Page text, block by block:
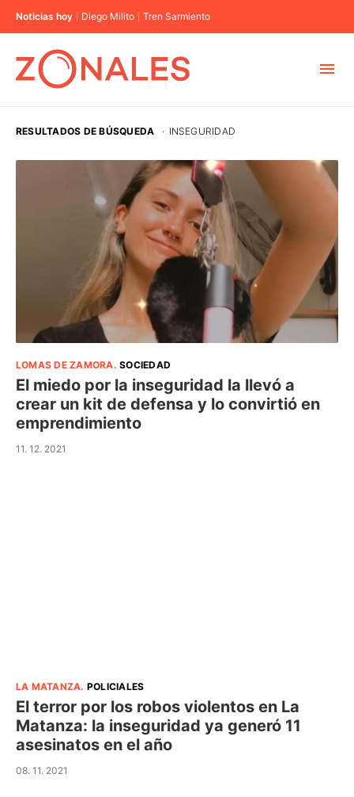
Noticias hoy Diego Milito Tren Sarmiento
CABA
ELECCIONES 2023
RESULTADOS DE BÚSQUEDA · INSEGURIDAD
LOMAS DE ZAMORA.SOCIEDAD
El miedo por la inseguridad la llevó a
crear un kit de defensa y lo convirtió en
emprendimiento
11. 12. 2021
LA MATANZA. POLICIALES
El terror por los robos violentos en La
Matanza: la inseguridad ya generó 11
asesinatos en el año
08. 11. 2021